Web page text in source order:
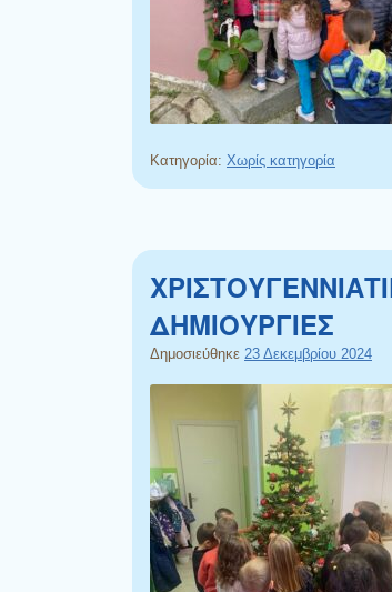
Κατηγορία: Χωρίς κατηγορία
ΔΗΜΙΟΥΡΓΙΕΣ
Δημοσιεύθηκε 23 Δεκεμβρίου 2024